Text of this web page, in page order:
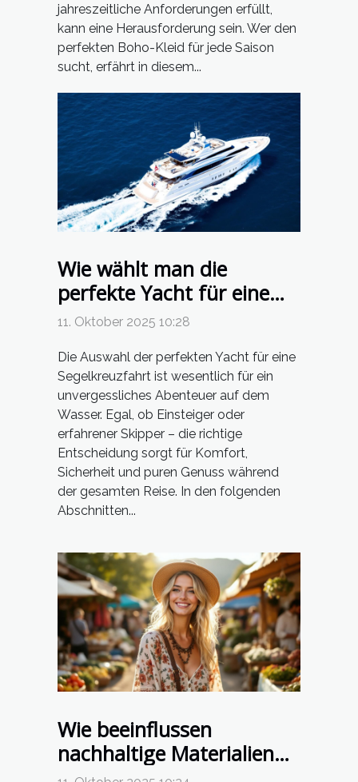
jahreszeitliche Anforderungen erfüllt,
kann eine Herausforderung sein. Wer den
perfekten Boho-Kleid für jede Saison
sucht, erfährt in diesem...
Wie wählt man die
perfekte Yacht für eine
Segelkreuzfahrt?
11. Oktober 2025 10:28
Die Auswahl der perfekten Yacht für eine
Segelkreuzfahrt ist wesentlich für ein
unvergessliches Abenteuer auf dem
Wasser. Egal, ob Einsteiger oder
erfahrener Skipper – die richtige
Entscheidung sorgt für Komfort,
Sicherheit und puren Genuss während
der gesamten Reise. In den folgenden
Abschnitten...
Wie beeinflussen
nachhaltige Materialien